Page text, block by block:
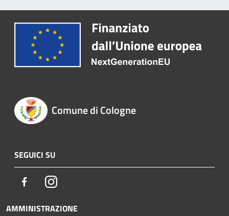
Comune di Cologne
SEGUICI SU
FacebookInstagram
AMMINISTRAZIONE